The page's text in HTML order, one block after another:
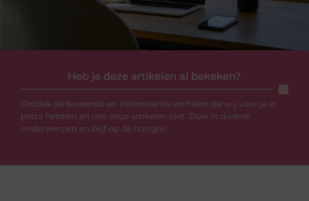
Heb je deze artikelen al bekeken?
Ontdek de boeiende en interessante verhalen die wij voor je in
petto hebben en mis onze artikelen niet. Duik in diverse
onderwerpen en blijf op de hoogte!